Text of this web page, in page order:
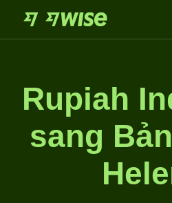
Rupiah
sang